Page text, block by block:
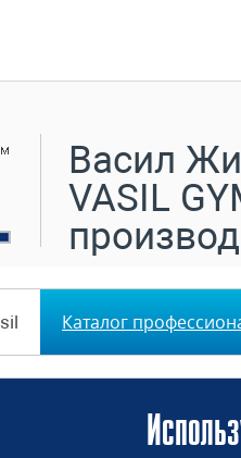
Васил
VASIL
Каталог